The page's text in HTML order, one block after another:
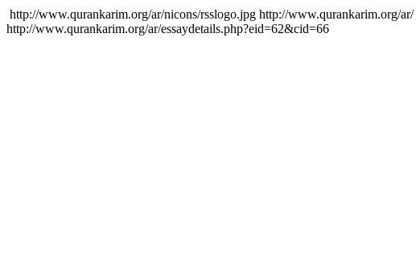
http://www.qurankarim.org/ar/nicons/rsslogo.jpg http://www.qurankarim.org/ar/
http://www.qurankarim.org/ar/essaydetails.php?eid=62&cid=66